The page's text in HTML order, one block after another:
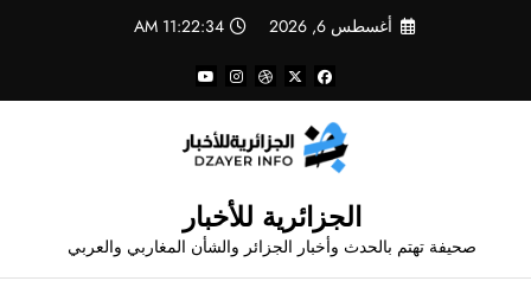
أغسطس 6, 2026 11:22:35 AM
الجزائرية للأخبار
صحيفة تهتم بالحدث وأخبار الجزائر والشأن المغاربي والعربي